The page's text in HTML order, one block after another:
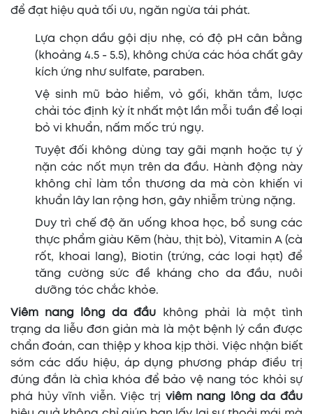
để đạt hiệu quả tối ưu, ngăn ngừa tái phát.
Lựa chọn dầu gội dịu nhẹ, có độ pH cân bằng
(khoảng 4.5 - 5.5), không chứa các hóa chất gây
kích ứng như sulfate, paraben.
Vệ sinh mũ bảo hiểm, vỏ gối, khăn tắm, lược
chải tóc định kỳ ít nhất một lần mỗi tuần để loại
bỏ vi khuẩn, nấm mốc trú ngụ.
Tuyệt đối không dùng tay gãi mạnh hoặc tự ý
nặn các nốt mụn trên da đầu. Hành động này
không chỉ làm tổn thương da mà còn khiến vi
khuẩn lây lan rộng hơn, gây nhiễm trùng nặng.
Duy trì chế độ ăn uống khoa học, bổ sung các
thực phẩm giàu Kẽm (hàu, thịt bò), Vitamin A (cà
rốt, khoai lang), Biotin (trứng, các loại hạt) để
tăng cường sức đề kháng cho da đầu, nuôi
dưỡng tóc chắc khỏe.
Viêm nang lông da đầu không phải là một tình
trạng da liễu đơn giản mà là một bệnh lý cần được
chẩn đoán, can thiệp y khoa kịp thời. Việc nhận biết
sớm các dấu hiệu, áp dụng phương pháp điều trị
đúng đắn là chìa khóa để bảo vệ nang tóc khỏi sự
phá hủy vĩnh viễn. Việc trị viêm nang lông da đầu